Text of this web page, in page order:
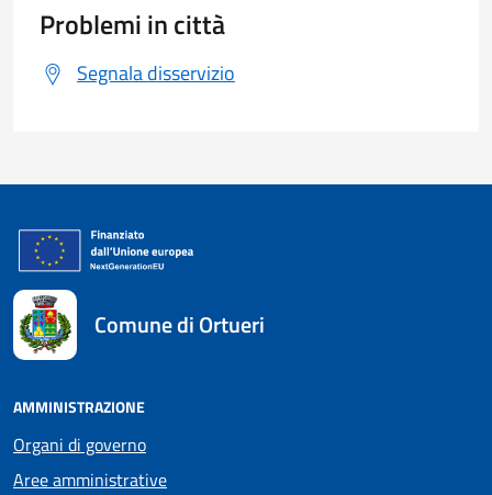
Problemi in città
Segnala disservizio
Comune di Ortueri
AMMINISTRAZIONE
Organi di governo
Aree amministrative